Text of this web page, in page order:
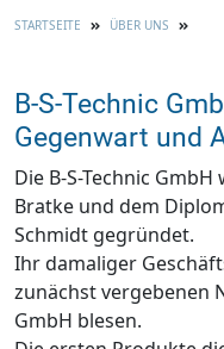
STARTSEITE ÜBER UNS
B-S-Technic
Gegenwart und
Die B-S-Technic
Bratke und dem
Schmidt gegründet.
Ihr damaliger
zunächst vergebenen
GmbH blesen.